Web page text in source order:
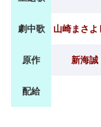
劇中歌 山崎まさよ
原作 新海誠
配給